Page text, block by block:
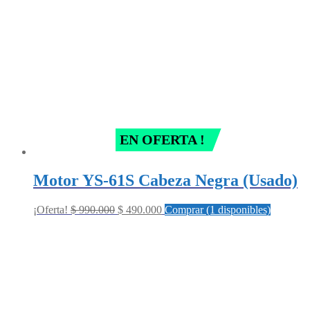
EN OFERTA !
Motor YS-61S Cabeza Negra (Usado)
¡Oferta! $990.000 Original
$ 490.000Current
Comprar (1 disponibles)